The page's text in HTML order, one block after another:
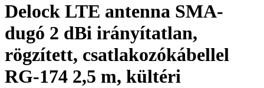
Delock LTE antenna SMA-
dugó 2 dBi irányítatlan,
rögzített, csatlakozókábellel
RG-174 2,5 m, kültéri